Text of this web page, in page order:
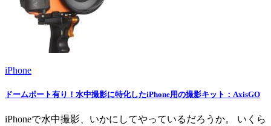
iPhone
ドームポート有り！水中撮影に特化したiPhone用の撮影キット：AxisGO
iPhoneで水中撮影、いかにしてやっているだろうか。 いくら